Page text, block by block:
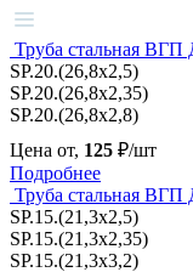
Труба стальная
SP.20.(26,8x2,5)
SP.20.(26,8x2,35)
SP.20.(26,8x2,8)
Цена от, 125 ₽/шт
Подробнее
Труба стальная
SP.15.(21,3x2,5)
SP.15.(21,3x2,35)
SP.15.(21,3x3,2)